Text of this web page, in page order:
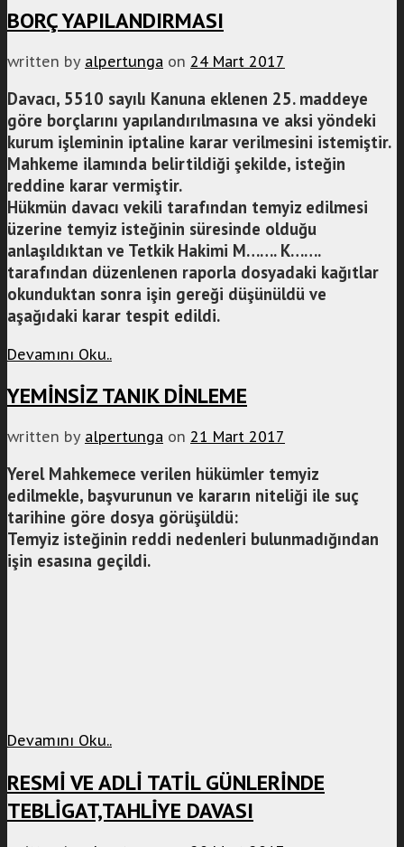
BORÇ YAPILANDIRMASI
written by alpertunga on 24 Mart 2017
Davacı, 5510 sayılı Kanuna eklenen 25. maddeye
göre borçlarını yapılandırılmasına ve aksi yöndeki
kurum işleminin iptaline karar verilmesini istemiştir.
Mahkeme ilamında belirtildiği şekilde, isteğin
reddine karar vermiştir.
Hükmün davacı vekili tarafından temyiz edilmesi
üzerine temyiz isteğinin süresinde olduğu
anlaşıldıktan ve Tetkik Hakimi M……. K…….
tarafından düzenlenen raporla dosyadaki kağıtlar
okunduktan sonra işin gereği düşünüldü ve
aşağıdaki karar tespit edildi.
Devamını Oku..
YEMİNSİZ TANIK DİNLEME
written by alpertunga on 21 Mart 2017
Yerel Mahkemece verilen hükümler temyiz
edilmekle, başvurunun ve kararın niteliği ile suç
tarihine göre dosya görüşüldü:
Temyiz isteğinin reddi nedenleri bulunmadığından
işin esasına geçildi.
Devamını Oku..
RESMİ VE ADLİ TATİL GÜNLERİNDE
TEBLİGAT,TAHLİYE DAVASI